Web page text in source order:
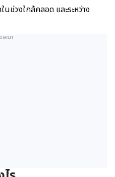
ช่วงใกล้คลอด และระหว่าง
ษณา